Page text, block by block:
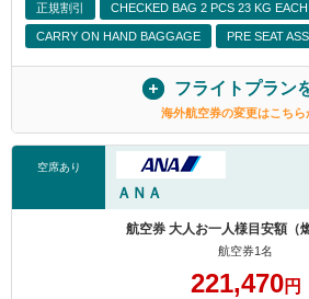
正規割引 CHECKED BAG 2 PCS 23 KG EACH
CARRY ON HAND BAGGAGE PRE SEAT
フライトプラン
海外航空券の変更はこちら
空席あり
ＡＮＡ
航空券 大人お一人様目安額（
航空券1名
221,470円